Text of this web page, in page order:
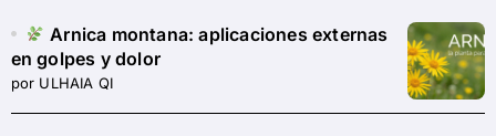
Arnica montana: aplicaciones externas
en golpes y dolor
por ULHAIA QI